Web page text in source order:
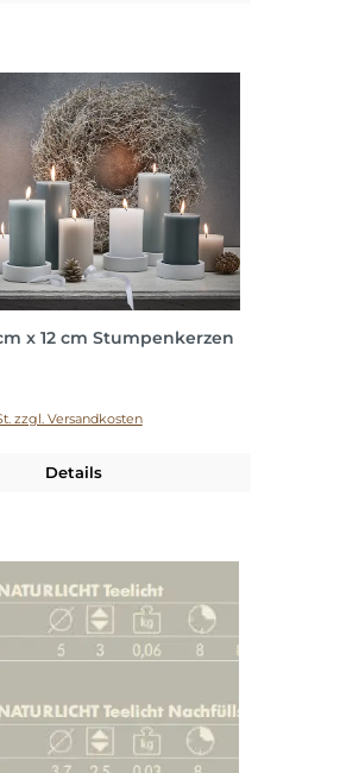
Engels Ø 8 cm x 12 cm Stumpenkerzen
zzgl. Versandkosten
Details